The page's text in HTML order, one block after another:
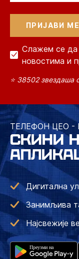
Слажем се да
новостима и
⭐ 38502 звездаша
ТЕЛЕФОН ЦЕО -
СКИНИ
Дигитална
Занимљива
Најсвежије